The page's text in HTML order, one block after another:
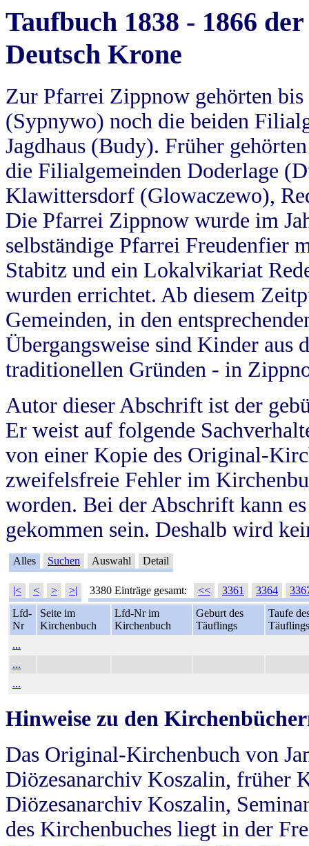
Taufbuch 1838 - 1866
Deutsch Krone
Zur Pfarrei Zippnow gehörten
(Sypnywo) noch die beiden
Jagdhaus (Budy). Früher
die Filialgemeinden Doderlage
Klawittersdorf (Glowaczewo),
Die Pfarrei Zippnow wurde im
selbständige Pfarrei Freudenfier
Stabitz und ein Lokalvikariat
wurden errichtet. Ab diesem
Gemeinden, in den
Übergangsweise sind Kinder aus
traditionellen Gründen - in
Autor dieser Abschrift ist der
Er weist auf folgende
von einer Kopie des Original-
zweifelsfreie Fehler im
worden. Bei der Abschrift kann
gekommen sein. Deshalb wird
Alles Suchen Auswahl Detail
|< < > >| 3380 Einträge gesamt: << 3361 3364
Lfd-
Nr
Seite im
Kirchenbuch
Lfd-Nr im
Kirchenbuch
Geburt des
Täuflings
Taufe
Täuflings
...
...
...
Hinweise zu den
Das Original-Kirchenbuch von
Diözesanarchiv Koszalin, früher
Diözesanarchiv Koszalin,
des Kirchenbuches liegt in der